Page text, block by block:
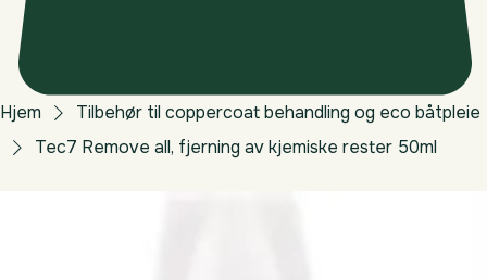
Hjem
Tilbehør til coppercoat behandling og eco båtpleie
Tec7 Remove all, fjerning av kjemiske rester 50ml